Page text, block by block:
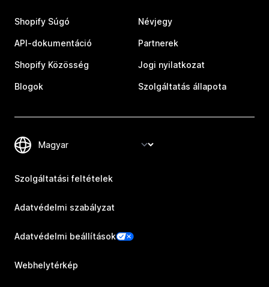
Shopify Súgó
API-dokumentáció
Shopify Közösség
Blogok
Névjegy
Partnerek
Jogi nyilatkozat
Szolgáltatás állapota
Szolgáltatási feltételek
Adatvédelmi szabályzat
Adatvédelmi beállítások
Webhelytérkép